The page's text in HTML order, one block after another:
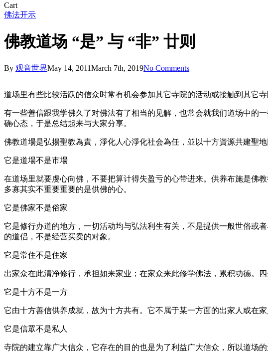
CartClose
Cart
佛法开示
佛教道场 “是” 与 “非” 廿则
By 观音世界May 14, 2011March 7th, 2019No Comments
道场里有些比较活跃的信众时常有机会参加其它寺院的活动或接触到其它
有一些善信跟我学佛久了对佛法有了相当的见解，也常会就我们道场中的
确心态，于是总结起来与大家分享。
佛教道場是弘揚聖教為責，淨化人心淨化社会為任，並以十方資源共建聖地
它是道場不是市場
在道场里就要虔心向佛，不要把算计得失盈亏的心带进来。供养布施是佛
多寡其实不重要重要的是供佛的心。
它是佛家不是俗家
它是修行办道的地方，一切活动均与弘法利生有关，不是提供一般世俗或
的道侣，不是经营买卖的对象。
它是常住不是住家
出家众在此清净修行，承担如来家业；在家众来此修学佛法，累积功德。
它是十方不是一方
它由十方善信供养成就，故为十方共有。它不属于某一方面的出家人或在家
它是信眾不是私人
寺院的建立靠广大信众，它存在的目的也是为了利益广大信众，所以道场